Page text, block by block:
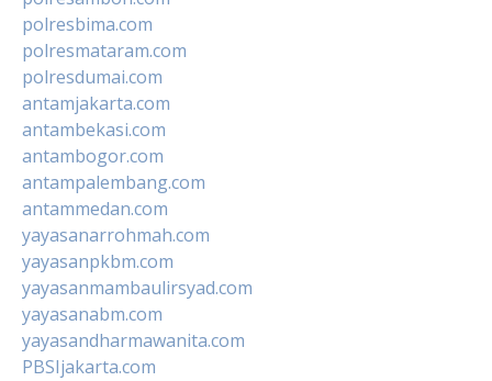
polresbima.com
polresmataram.com
polresdumai.com
antamjakarta.com
antambekasi.com
antambogor.com
antampalembang.com
antammedan.com
yayasanarrohmah.com
yayasanpkbm.com
yayasanmambaulirsyad.com
yayasanabm.com
yayasandharmawanita.com
PBSIjakarta.com